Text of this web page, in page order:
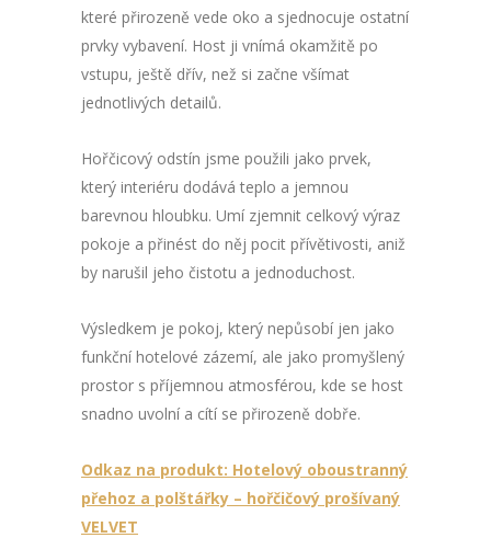
které přirozeně vede oko a sjednocuje ostatní
prvky vybavení. Host ji vnímá okamžitě po
vstupu, ještě dřív, než si začne všímat
jednotlivých detailů.
Hořčicový odstín jsme použili jako prvek,
který interiéru dodává teplo a jemnou
barevnou hloubku. Umí zjemnit celkový výraz
pokoje a přinést do něj pocit přívětivosti, aniž
by narušil jeho čistotu a jednoduchost.
Výsledkem je pokoj, který nepůsobí jen jako
funkční hotelové zázemí, ale jako promyšlený
prostor s příjemnou atmosférou, kde se host
snadno uvolní a cítí se přirozeně dobře.
Odkaz na produkt: Hotelový oboustranný
přehoz a polštářky – hořčičový prošívaný
VELVET